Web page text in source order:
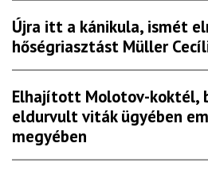
Újra itt a kánikula, ismét
hőségriasztást Müller
Elhajított Molotov-koktél,
eldurvult viták ügyében
megyében